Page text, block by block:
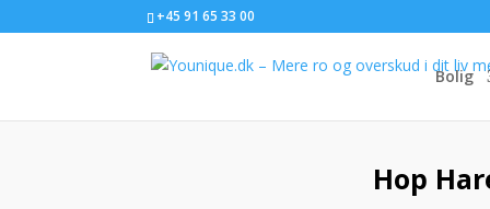
+45 91 65 33 00
Bolig
Hop